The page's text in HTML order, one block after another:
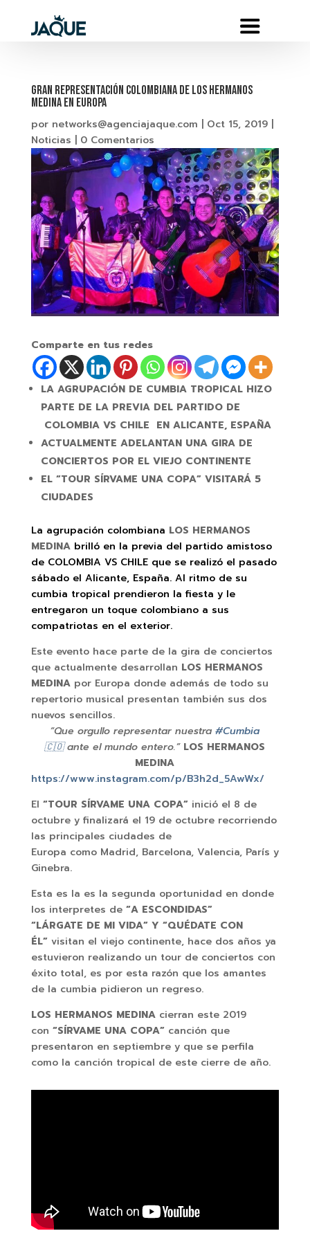
GRAN REPRESENTACIÓN COLOMBIANA DE LOS HERMANOS
MEDINA EN EUROPA
por networks@agenciajaque.com Oct 15, 2019|
Noticias
0 Comentarios
Comparte en tus redes
LA AGRUPACIÓN DE CUMBIA TROPICAL HIZO
PARTE DE LA PREVIA DEL PARTIDO DE
COLOMBIA VS CHILE EN ALICANTE, ESPAÑA
ACTUALMENTE ADELANTAN UNA GIRA DE
CONCIERTOS POR EL VIEJO CONTINENTE
EL “TOUR SÍRVAME UNA COPA” VISITARÁ 5
CIUDADES
La agrupación colombiana LOS HERMANOS
MEDINA brilló en la previa del partido amistoso
de COLOMBIA VS CHILE que se realizó el pasado
sábado el Alicante, España. Al ritmo de su
cumbia tropical prendieron la fiesta y le
entregaron un toque colombiano a sus
compatriotas en el exterior.
Este evento hace parte de la gira de conciertos
que actualmente desarrollan LOS HERMANOS
MEDINApor Europa donde además de todo su
repertorio musical presentan también sus dos
nuevos sencillos.
“Que orgullo representar nuestra#Cumbia
🇨🇴ante el mundo entero.” LOS HERMANOS
MEDINA
https://www.instagram.com/p/B3h2d_5AwWx/
El “TOUR SÍRVAME UNA COPA”inició el 8 de
octubre y finalizará el 19 de octubre recorriendo
las principales ciudades de
Europa como Madrid, Barcelona, Valencia, París y
Ginebra.
Esta es la es la segunda oportunidad en donde
los interpretes de “A ESCONDIDAS”
“LÁRGATE DE MI VIDA” Y “QUÉDATE CON
ÉL”visitan el viejo continente, hace dos años ya
estuvieron realizando un tour de conciertos con
éxito total, es por esta razón que los amantes
de la cumbia pidieron un regreso.
LOS HERMANOS MEDINAcierran este 2019
con “SÍRVAME UNA COPA” canción que
presentaron en septiembre y que se perfila
como la canción tropical de este cierre de año.